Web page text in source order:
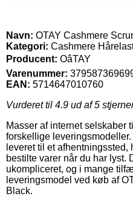
Navn: OTAY Cashmere
Kategori: Cashmere
Producent: OâTAY
Varenummer:
EAN: 5714647010760
Vurderet til 4.9 ud af 5
Masser af internet selskaber
forskellige
leveret til et
bestilte varer når du har
ukompliceret, og i mange
leveringsmodel ved køb af
Black.